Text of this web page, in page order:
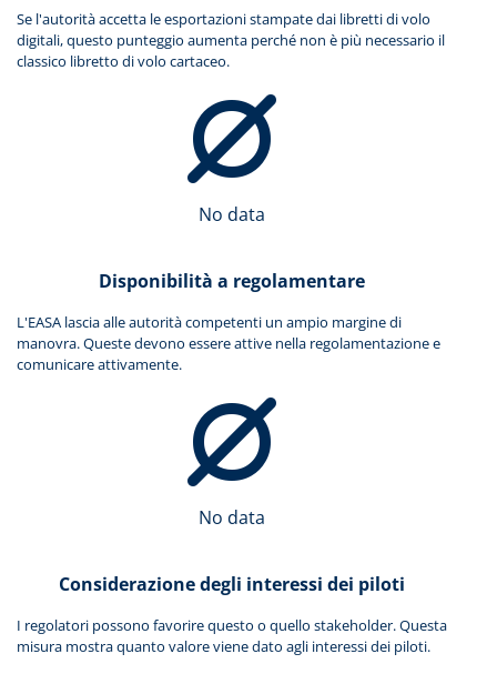
Se l'autorità accetta le esportazioni stampate dai libretti di volo
digitali, questo punteggio aumenta perché non è più necessario il
classico libretto di volo cartaceo.
No data
Disponibilità a regolamentare
L'EASA lascia alle autorità competenti un ampio margine di
manovra. Queste devono essere attive nella regolamentazione e
comunicare attivamente.
No data
Considerazione degli interessi dei piloti
I regolatori possono favorire questo o quello stakeholder. Questa
misura mostra quanto valore viene dato agli interessi dei piloti.